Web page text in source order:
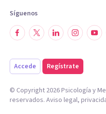
Síguenos
Accede Regístrate
© Copyright 2026Psicología y
reservados. Aviso legal,